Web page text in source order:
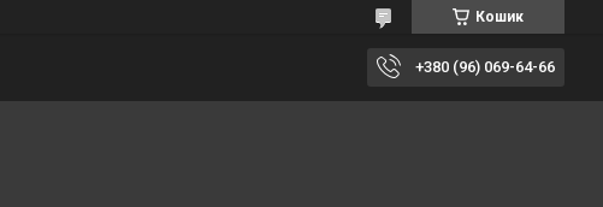
Кошик
+380 (96) 069-64-66